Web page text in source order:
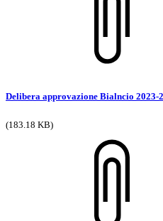
Delibera approvazione Bialncio 2023-
(183.18 KB)